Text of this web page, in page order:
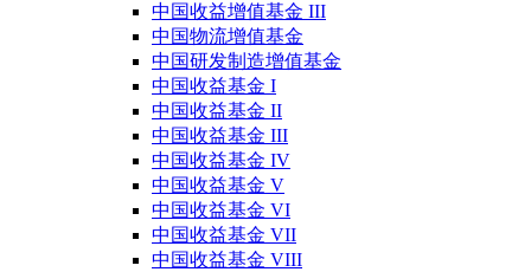
中国收益增值基金 III
中国物流增值基金
中国研发制造增值基金
中国收益基金 I
中国收益基金 II
中国收益基金 III
中国收益基金 IV
中国收益基金 V
中国收益基金 VI
中国收益基金 VII
中国收益基金 VIII